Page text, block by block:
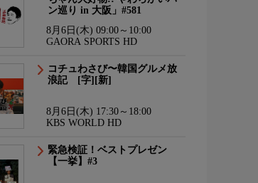
ン巡り in 大阪」#581
8月6日(木) 09:00～10:00
GAORA SPORTS HD
コチュわさび〜韓国グルメ放
浪記 [字][新]
8月6日(木) 17:30～18:00
KBS WORLD HD
緊急検証！ベストプレゼン
【一挙】#3